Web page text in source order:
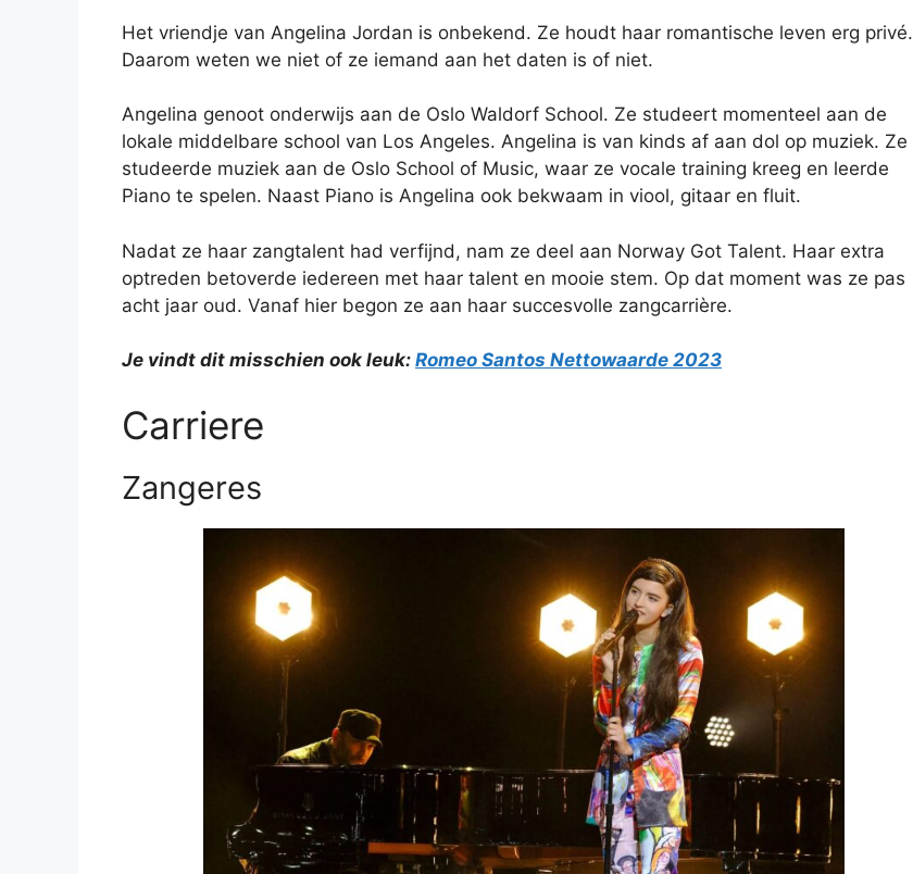
Het vriendje van Angelina Jordan is onbekend. Ze houdt haar romantische leven erg privé.
Daarom weten we niet of ze iemand aan het daten is of niet.
Angelina genoot onderwijs aan de Oslo Waldorf School. Ze studeert momenteel aan de
lokale middelbare school van Los Angeles. Angelina is van kinds af aan dol op muziek. Ze
studeerde muziek aan de Oslo School of Music, waar ze vocale training kreeg en leerde
Piano te spelen. Naast Piano is Angelina ook bekwaam in viool, gitaar en fluit.
Nadat ze haar zangtalent had verfijnd, nam ze deel aan Norway Got Talent. Haar extra
optreden betoverde iedereen met haar talent en mooie stem. Op dat moment was ze pas
acht jaar oud. Vanaf hier begon ze aan haar succesvolle zangcarrière.
Je vindt dit misschien ook leuk: Romeo Santos Nettowaarde 2023
Carriere
Zangeres